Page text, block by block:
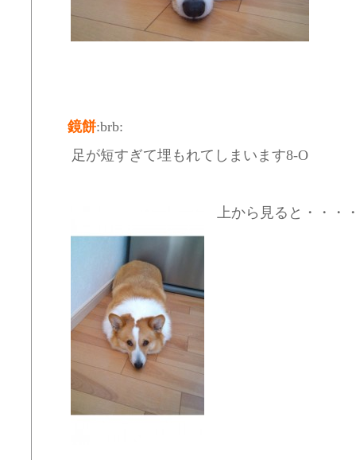
鏡餅:brb:
足が短すぎて埋もれてしまいます8-O
上から見ると・・・